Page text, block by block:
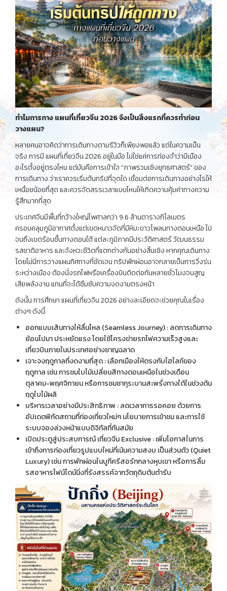
ทำไมการกางแผนที่เที่ยวจีน2026จึงเป็นสิ่งแรกที่ควรทำก่อน
วางแผน?
หลายคนอาจคิดว่าการเดินทางตามรีวิวก็เพียงพอแล้ว แต่ในความเป็น
จริง การมี แผนที่เที่ยวจีน 2026 อยู่ในมือ ไม่ใช่แค่การท่องจำว่ามีเมือง
อะไรตั้งอยู่ตรงไหน แต่มันคือการเข้าใจ “ภาพรวมเชิงยุทธศาสตร์” ของ
การเดินทาง ว่าเราควรเริ่มต้นทริปที่จุดใด เชื่อมต่อการเดินทางอย่างไรให้
เหนื่อยน้อยที่สุด และควรจัดสรรเวลาแบบไหนให้เกิดความคุ้มค่าทางความ
รู้สึกมากที่สุด
ประเทศจีนมีพื้นที่กว้างใหญ่ไพศาลกว่า 9.6 ล้านตารางกิโลเมตร
ครอบคลุมภูมิอากาศตั้งแต่เขตหนาวจัดที่มีหิมะขาวโพลนทางตอนเหนือ ไป
จนถึงเขตร้อนชื้นทางตอนใต้ แต่ละภูมิภาคมีประวัติศาสตร์ วัฒนธรรม
รสชาติอาหาร และจังหวะชีวิตที่แตกต่างกันอย่างสิ้นเชิง หากคุณเดินทาง
โดยไม่มีการวางแผนทิศทางที่ชัดเจน ทริปพักผ่อนอาจกลายเป็นการวิ่งร่น
ระหว่างเมือง ต้องนั่งรถไฟหรือเครื่องบินติดต่อกันหลายชั่วโมงจนสูญ
เสียพลังงาน แทนที่จะได้ซึมซับความงดงามตรงหน้า
ดังนั้น การศึกษา แผนที่เที่ยวจีน 2026 อย่างละเอียดจะช่วยคุณในเรื่อง
ต่างๆ ดังนี้:
ออกแบบเส้นทางให้ลื่นไหล (Seamless Journey) : ลดการเดินทาง
ย้อนไปมา ประหยัดแรง โดยใช้โครงข่ายรถไฟความเร็วสูงและ
เที่ยวบินภายในประเทศอย่างชาญฉลาด
เจาะจงฤดูกาลที่งดงามที่สุด : เลือกเมืองให้ตรงกับไฮไลท์ของ
ฤดูกาล เช่น การชมใบไม้เปลี่ยนสีทางตอนเหนือในช่วงเดือน
ตุลาคม-พฤศจิกายน หรือการชมซากุระบานสะพรั่งทางใต้ในช่วงต้น
ฤดูใบไม้ผลิ
บริหารเวลาอย่างมีประสิทธิภาพ : ลดเวลาการรอคอย ด้วยการ
อัปเดตพิกัดสถานที่ท่องเที่ยวใหม่ๆ นโยบายการเข้าชม และการใช้
ระบบจองล่วงหน้าแบบดิจิทัลที่ทันสมัย
เปิดประตูสู่ประสบการณ์ เที่ยวจีน Exclusive : เพิ่มโอกาสในการ
เข้าถึงการท่องเที่ยวรูปแบบใหม่ที่เน้นความสงบ เป็นส่วนตัว (Quiet
Luxury) เช่น การพักผ่อนในบูทีครีสอร์ทกลางหุบเขา หรือการลิ้ม
รสอาหารไฟน์ไดน์นิ่งที่รังสรรค์จากวัตถุดิบต้นตำรับ